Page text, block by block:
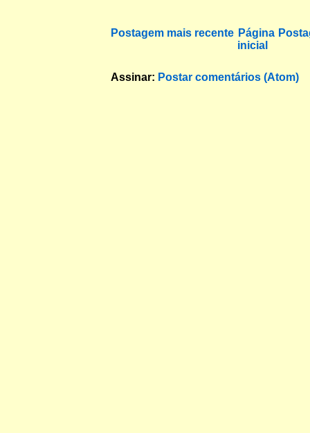
Postagem mais recente Página
inicial
Assinar: Postar comentários (Atom)